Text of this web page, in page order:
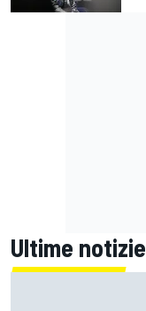
Ultime notizie